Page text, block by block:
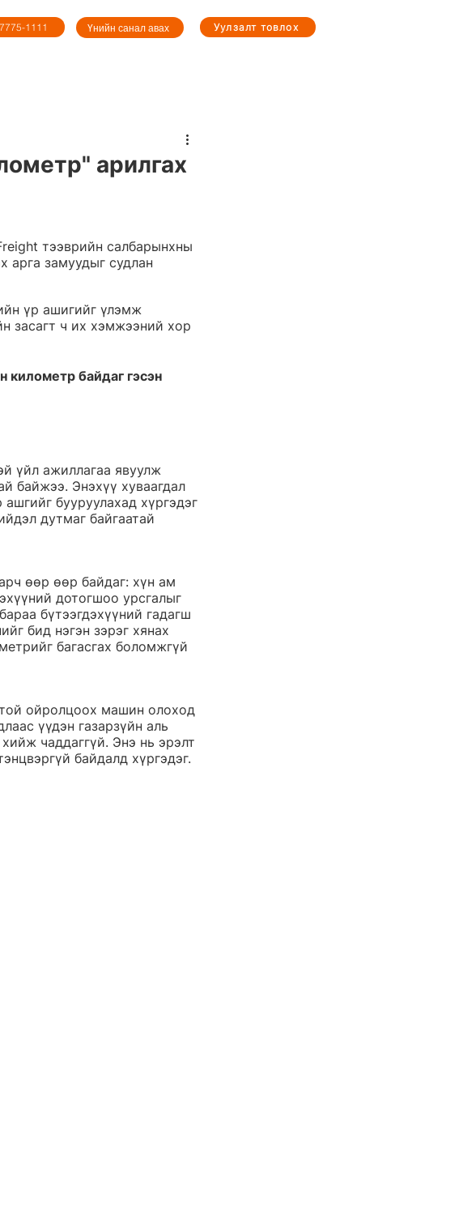
7775-1111 Үнийн санал авах Уулзалт товлох
арилгах
тээврийн салбарынхны
арга замуудыг судлан
үр ашигийг үлэмж
засагт ч их хэмжээний хор
километр байдаг гэсэн
үйл ажиллагаа явуулж
байжээ. Энэхүү хуваагдал
бууруулахад хүргэдэг
дутмаг байгаатай
өөр өөр байдаг: хүн ам
дотогшоо урсгалыг
бүтээгдэхүүний гадагш
бид нэгэн зэрэг хянах
багасгах боломжгүй
ойролцоох машин олоход
үүдэн газарзүйн аль
чаддаггүй. Энэ нь эрэлт
байдалд хүргэдэг.